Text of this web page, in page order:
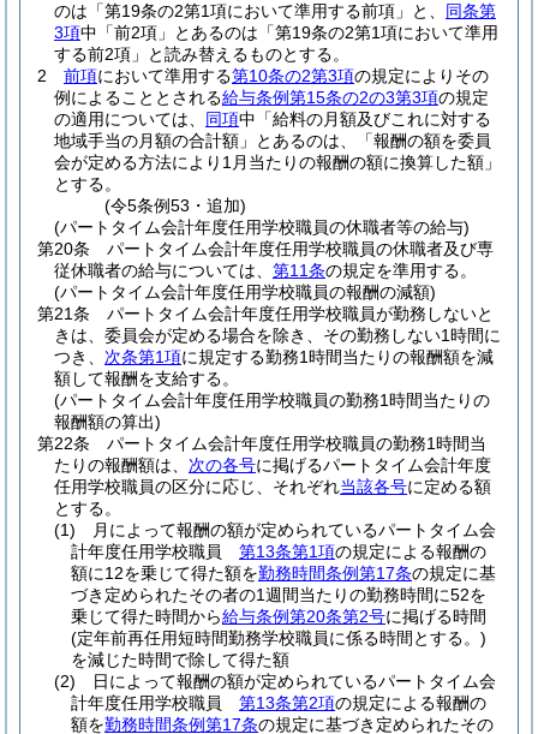
のは「第19条の2第1項において準用する前項」と、 同条第
3項中「前2項」とあるのは「第19条の2第1項において準用
する前2項」と読み替えるものとする。
2
前項において準用する第10条の2第3項の規定によりその
例によることとされる給与条例第15条の2の3第3項の規定
の適用については、 同項中「給料の月額及びこれに対する
地域手当の月額の合計額」とあるのは、「報酬の額を委員
会が定める方法により1月当たりの報酬の額に換算した額」
とする。
(令5条例53・追加)
(パートタイム会計年度任用学校職員の休職者等の給与)
第20条
パートタイム会計年度任用学校職員の休職者及び専
従休職者の給与については、 第11条の規定を準用する。
(パートタイム会計年度任用学校職員の報酬の減額)
第21条
パートタイム会計年度任用学校職員が勤務しないと
きは、委員会が定める場合を除き、その勤務しない1時間に
つき、 次条第1項に規定する勤務1時間当たりの報酬額を減
額して報酬を支給する。
(パートタイム会計年度任用学校職員の勤務1時間当たりの
報酬額の算出)
第22条
パートタイム会計年度任用学校職員の勤務1時間当
たりの報酬額は、 次の各号に掲げるパートタイム会計年度
任用学校職員の区分に応じ、それぞれ当該各号に定める額
とする。
(1)
月によって報酬の額が定められているパートタイム会
計年度任用学校職員 第13条第1項の規定による報酬の
額に12を乗じて得た額を勤務時間条例第17条の規定に基
づき定められたその者の1週間当たりの勤務時間に52を
乗じて得た時間から給与条例第20条第2号に掲げる時間
(定年前再任用短時間勤務学校職員に係る時間とする。)
を減じた時間で除して得た額
(2)
日によって報酬の額が定められているパートタイム会
計年度任用学校職員 第13条第2項の規定による報酬の
額を勤務時間条例第17条の規定に基づき定められたその